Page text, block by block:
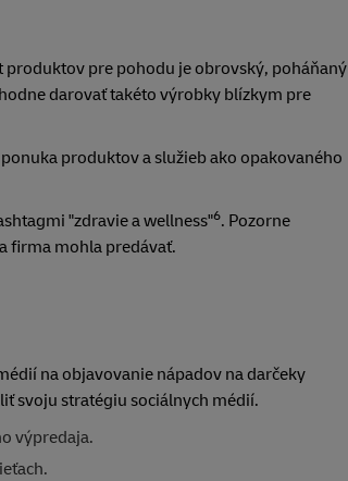
produktov pre pohodu je obrovský, poháňaný
darovať takéto výrobky blízkym pre
produktov a služieb ako opakovaného
"zdravie a wellness"6. Pozorne
firma mohla predávať.
na objavovanie nápadov na darčeky
svoju stratégiu sociálnych médií.
výpredaja.